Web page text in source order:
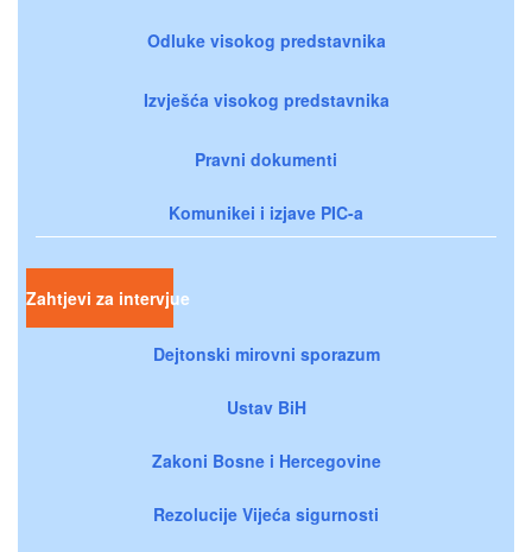
Odluke visokog predstavnika
Izvješća visokog predstavnika
Pravni dokumenti
Komunikei i izjave PIC-a
Zahtjevi za intervjue
Dejtonski mirovni sporazum
Ustav BiH
Zakoni Bosne i Hercegovine
Rezolucije Vijeća sigurnosti